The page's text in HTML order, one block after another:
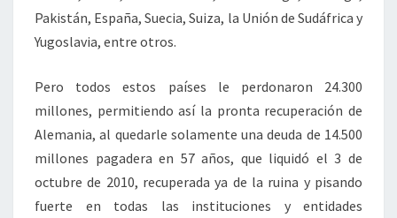
Pakistán, España, Suecia, Suiza, la Unión de Sudáfrica y
Yugoslavia, entre otros.
Pero todos estos países le perdonaron 24.300
millones, permitiendo así la pronta recuperación de
Alemania, al quedarle solamente una deuda de 14.500
millones pagadera en 57 años, que liquidó el 3 de
octubre de 2010, recuperada ya de la ruina y pisando
fuerte en todas las instituciones y entidades